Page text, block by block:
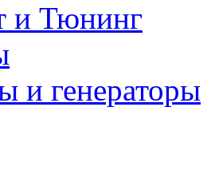
и Тюнинг
и генераторы